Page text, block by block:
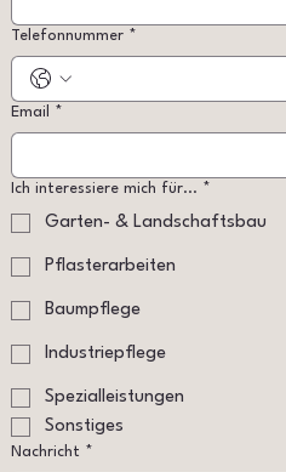
Telefonnummer *
Email *
Ich interessiere mich für... *
Garten- & Landschaftsbau
Pflasterarbeiten
Baumpflege
Industriepflege
Spezialleistungen
Sonstiges
Nachricht *